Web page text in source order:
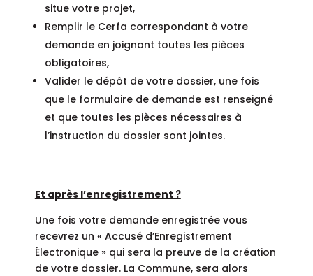
situe votre projet,
Remplir le Cerfa correspondant à votre
demande en joignant toutes les pièces
obligatoires,
Valider le dépôt de votre dossier, une fois
que le formulaire de demande est renseigné
et que toutes les pièces nécessaires à
l’instruction du dossier sont jointes.
Et après l’enregistrement ?
Une fois votre demande enregistrée vous
recevrez un « Accusé d’Enregistrement
Électronique » qui sera la preuve de la création
de votre dossier. La Commune, sera alors